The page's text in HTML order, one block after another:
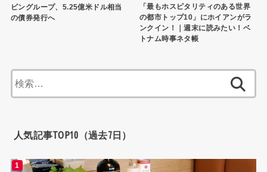
ビングループ、5.25億米ドル相当
の債券発行へ
「最もホスピタリティのある世界
の都市トップ10」にホイアンがラ
ンクイン！｜週末に読みたい！ベ
トナム時事ネタ帳
索:
人気記事TOP10（過去7日）